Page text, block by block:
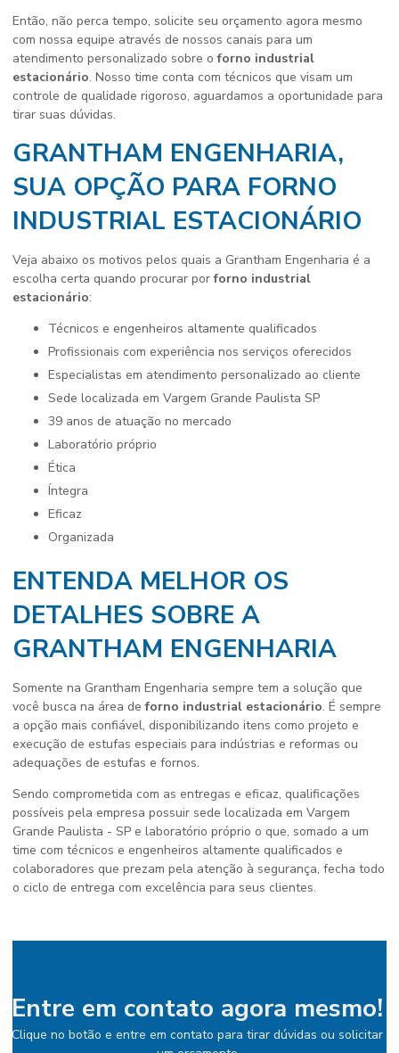
Então, não perca tempo, solicite seu orçamento agora mesmo
com nossa equipe através de nossos canais para um
atendimento personalizado sobre oforno industrial
estacionário. Nosso time conta com técnicos que visam um
controle de qualidade rigoroso, aguardamos a oportunidade para
tirar suas dúvidas.
GRANTHAM ENGENHARIA,
SUA OPÇÃO PARA FORNO
INDUSTRIAL ESTACIONÁRIO
Veja abaixo os motivos pelos quais a Grantham Engenharia é a
escolha certa quando procurar porforno industrial
estacionário:
técnicos e engenheiros altamente qualificados
profissionais com experiência nos serviços oferecidos
especialistas em atendimento personalizado ao cliente
sede localizada em Vargem Grande Paulista SP
39 anos de atuação no mercado
laboratório próprio
ética
íntegra
eficaz
organizada
ENTENDA MELHOR OS
DETALHES SOBRE A
GRANTHAM ENGENHARIA
Somente na Grantham Engenharia sempre tem a solução que
você busca na área deforno industrial estacionário. É sempre
a opção mais confiável, disponibilizando itens como projeto e
execução de estufas especiais para indústrias e reformas ou
adequações de estufas e fornos.
Sendo comprometida com as entregas e eficaz, qualificações
possíveis pela empresa possuir sede localizada em Vargem
Grande Paulista - SP e laboratório próprio o que, somado a um
time com técnicos e engenheiros altamente qualificados e
colaboradores que prezam pela atenção à segurança, fecha todo
o ciclo de entrega com excelência para seus clientes.
Entre em contato agora mesmo!
Clique no botão e entre em contato para tirar dúvidas ou solicitar